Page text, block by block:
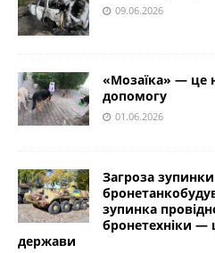
09.06.2026
«Мозаїка» — це
допомогу
01.06.2026
Загроза зупинки
зупинка
бронетехніки —
держави